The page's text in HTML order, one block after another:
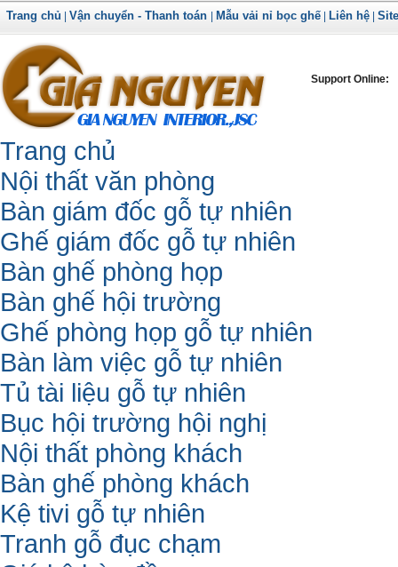
Trang chủ Vận chuyển - Thanh toán Mẫu vải nỉ bọc ghế| Liên hệ|
Support Online:
Trang chủ
Nội thất văn phòng
Bàn giám đốc gỗ tự nhiên
Ghế giám đốc gỗ tự nhiên
Bàn ghế phòng họp
Bàn ghế hội trường
Ghế phòng họp gỗ tự nhiên
Bàn làm việc gỗ tự nhiên
Tủ tài liệu gỗ tự nhiên
Bục hội trường hội nghị
Nội thất phòng khách
Bàn ghế phòng khách
Kệ tivi gỗ tự nhiên
Tranh gỗ đục chạm